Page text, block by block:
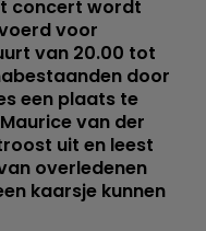
concert wordt
voor
van 20.00 tot
door
een plaats te
van der
uit en leest
overledenen
kaarsje kunnen